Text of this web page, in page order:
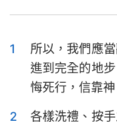
帖撒羅尼迦前書
提摩太前書
1 所以，我們應
進到完全的地
悔死行，信靠神
2
各樣洗禮、按